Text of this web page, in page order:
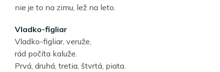
nie je to na zimu, lež na leto.
Vladko-figliar
Vladko-figliar, veruže,
rád počíta kaluže.
Prvá, druhá, tretia, štvrtá, piata.